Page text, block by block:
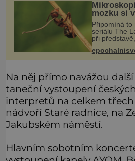
mozku si
loutku
Připomíná to
seriálu The
při
probíhají v
rozdílem, že
parazitickou
Na něj přímo navážou
taneční vystoupení
interpretů na celkem
nádvoří Staré radnice, na
Jakubském náměstí.
Hlavním sobotním